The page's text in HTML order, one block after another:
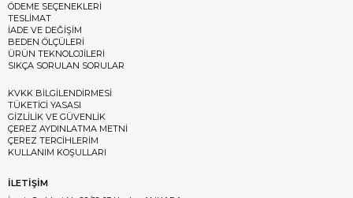
ÖDEME SEÇENEKLERİ
TESLİMAT
İADE VE DEĞİŞİM
BEDEN ÖLÇÜLERİ
ÜRÜN TEKNOLOJİLERİ
SIKÇA SORULAN SORULAR
KVKK BİLGİLENDİRMESİ
TÜKETİCİ YASASI
GİZLİLİK VE GÜVENLİK
ÇEREZ AYDINLATMA METNİ
ÇEREZ TERCİHLERİM
KULLANIM KOŞULLARI
İLETİŞİM